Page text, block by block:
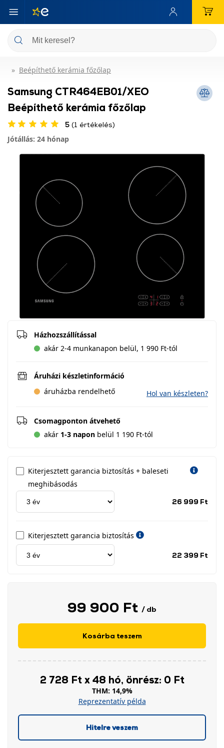
Beépíthető kerámia főzőlap
Samsung CTR464EB01/XEO
Beépíthető kerámia főzőlap
5 (1 értékelés)
Jótállás: 24 hónap
Házhozszállítással
akár 2-4 munkanapon belül, 1 990 Ft-tól
Áruházi készletinformáció
áruházba rendelhető
Hol van készleten?
Csomagponton átvehető
akár 1-3 napon belül 1 190 Ft-tól
Kiterjesztett garancia biztosítás + baleseti
meghibásodás
26 999 Ft
Kiterjesztett garancia biztosítás
22 399 Ft
99 900 Ft / db
Kosárba teszem
2 728 Ft x 48 hó, önrész: 0 Ft
THM: 14,9%
Reprezentatív példa
Hitelre veszem